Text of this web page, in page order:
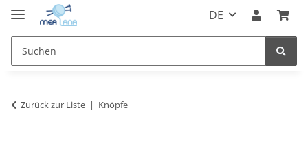
DE
Zurück zur Liste Knöpfe